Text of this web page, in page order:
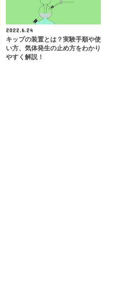
2022.6.24
キップの装置とは？実験手順や使
い方、気体発生の止め方をわかり
やすく解説！